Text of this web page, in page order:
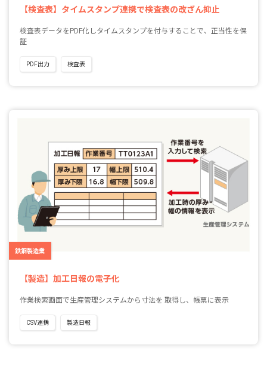
【検査表】タイムスタンプ連携で検査表の改ざん抑止
検査表データをPDF化しタイムスタンプを付与することで、正当性を保
証
PDF出力 検査表
鉄鋼製造業
【製造】加工日報の電子化
作業検索画面で生産管理システムから寸法を 取得し、帳票に表示
CSV連携 製造日報